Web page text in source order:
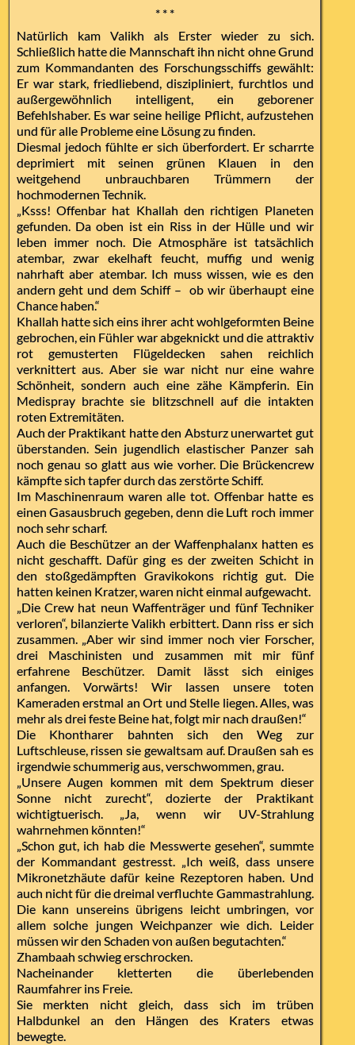
* * *
Natürlich kam Valikh als Erster wieder zu sich.
Schließlich hatte die Mannschaft ihn nicht ohne Grund
zum Kommandanten des Forschungsschiffs gewählt:
Er war stark, friedliebend, diszipliniert, furchtlos und
außergewöhnlich intelligent, ein geborener
Befehlshaber. Es war seine heilige Pflicht, aufzustehen
und für alle Probleme eine Lösung zu finden.
Diesmal jedoch fühlte er sich überfordert. Er scharrte
deprimiert mit seinen grünen Klauen in den
weitgehend unbrauchbaren Trümmern der
hochmodernen Technik.
„Ksss! Offenbar hat Khallah den richtigen Planeten
gefunden. Da oben ist ein Riss in der Hülle und wir
leben immer noch. Die Atmosphäre ist tatsächlich
atembar, zwar ekelhaft feucht, muffig und wenig
nahrhaft aber atembar. Ich muss wissen, wie es den
andern geht und dem Schiff – ob wir überhaupt eine
Chance haben.“
Khallah hatte sich eins ihrer acht wohlgeformten Beine
gebrochen, ein Fühler war abgeknickt und die attraktiv
rot gemusterten Flügeldecken sahen reichlich
verknittert aus. Aber sie war nicht nur eine wahre
Schönheit, sondern auch eine zähe Kämpferin. Ein
Medispray brachte sie blitzschnell auf die intakten
roten Extremitäten.
Auch der Praktikant hatte den Absturz unerwartet gut
überstanden. Sein jugendlich elastischer Panzer sah
noch genau so glatt aus wie vorher. Die Brückencrew
kämpfte sich tapfer durch das zerstörte Schiff.
Im Maschinenraum waren alle tot. Offenbar hatte es
einen Gasausbruch gegeben, denn die Luft roch immer
noch sehr scharf.
Auch die Beschützer an der Waffenphalanx hatten es
nicht geschafft. Dafür ging es der zweiten Schicht in
den stoßgedämpften Gravikokons richtig gut. Die
hatten keinen Kratzer, waren nicht einmal aufgewacht.
„Die Crew hat neun Waffenträger und fünf Techniker
verloren“, bilanzierte Valikh erbittert. Dann riss er sich
zusammen. „Aber wir sind immer noch vier Forscher,
drei Maschinisten und zusammen mit mir fünf
erfahrene Beschützer. Damit lässt sich einiges
anfangen. Vorwärts! Wir lassen unsere toten
Kameraden erstmal an Ort und Stelle liegen. Alles, was
mehr als drei feste Beine hat, folgt mir nach draußen!“
Die Khontharer bahnten sich den Weg zur
Luftschleuse, rissen sie gewaltsam auf. Draußen sah es
irgendwie schummerig aus, verschwommen, grau.
„Unsere Augen kommen mit dem Spektrum dieser
Sonne nicht zurecht“, dozierte der Praktikant
wichtigtuerisch. „Ja, wenn wir UV-Strahlung
wahrnehmen könnten!“
„Schon gut, ich hab die Messwerte gesehen“, summte
der Kommandant gestresst. „Ich weiß, dass unsere
Mikronetzhäute dafür keine Rezeptoren haben. Und
auch nicht für die dreimal verfluchte Gammastrahlung.
Die kann unsereins übrigens leicht umbringen, vor
allem solche jungen Weichpanzer wie dich. Leider
müssen wir den Schaden von außen begutachten.“
Zhambaah schwieg erschrocken.
Nacheinander kletterten die überlebenden
Raumfahrer ins Freie.
Sie merkten nicht gleich, dass sich im trüben
Halbdunkel an den Hängen des Kraters etwas
bewegte.